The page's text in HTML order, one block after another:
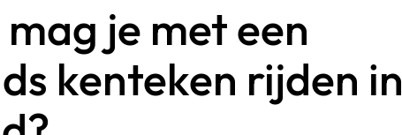
je met een
kenteken rijden in